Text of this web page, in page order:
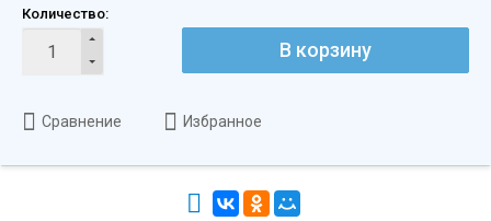
Количество:
В корзину
Сравнение Избранное